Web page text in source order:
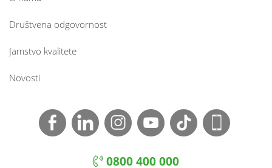
Društvena odgovornost
Jamstvo kvalitete
Novosti
0800 400 000